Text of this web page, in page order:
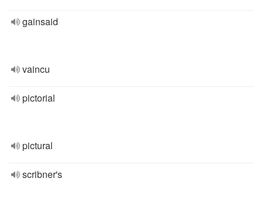
gainsaid
vaincu
pictorial
pictural
scribner's